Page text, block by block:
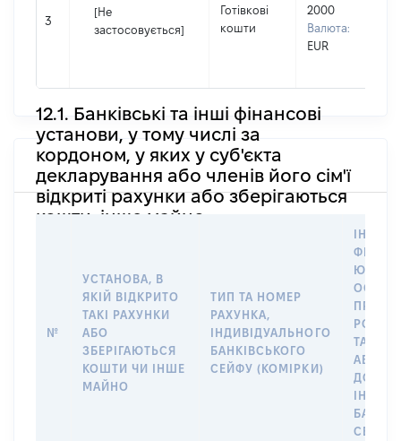
3
[Не
застосовується]
Готівкові
кошти
2000
Валюта:
EUR
12.1. Банківські та інші фінансові
установи, у тому числі за
кордоном, у яких у суб'єкта
декларування або членів його сім'ї
відкриті рахунки або зберігаються
кошти, інше майно
№
УСТАНОВА, В
ЯКІЙ ВІДКРИТО
ТАКІ РАХУНКИ
АБО
ЗБЕРІГАЮТЬСЯ
КОШТИ ЧИ ІНШЕ
МАЙНО
ТИП ТА НОМЕР
РАХУНКА,
ІНДИВІДУАЛЬНОГО
БАНКІВСЬКОГО
СЕЙФУ (КОМІРКИ)
ПРАВО
ТАКИМ
АБО
ДО
СЕЙФУ